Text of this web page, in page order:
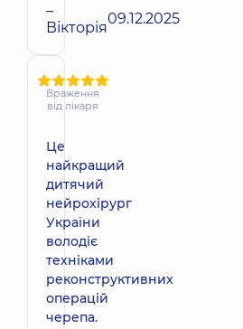
–
Вікторія09.12.2025
Враження
від лікаря
Це
найкращий
дитячий
нейрохірург
України
володіє
техніками
реконструктивних
операцій
черепа.